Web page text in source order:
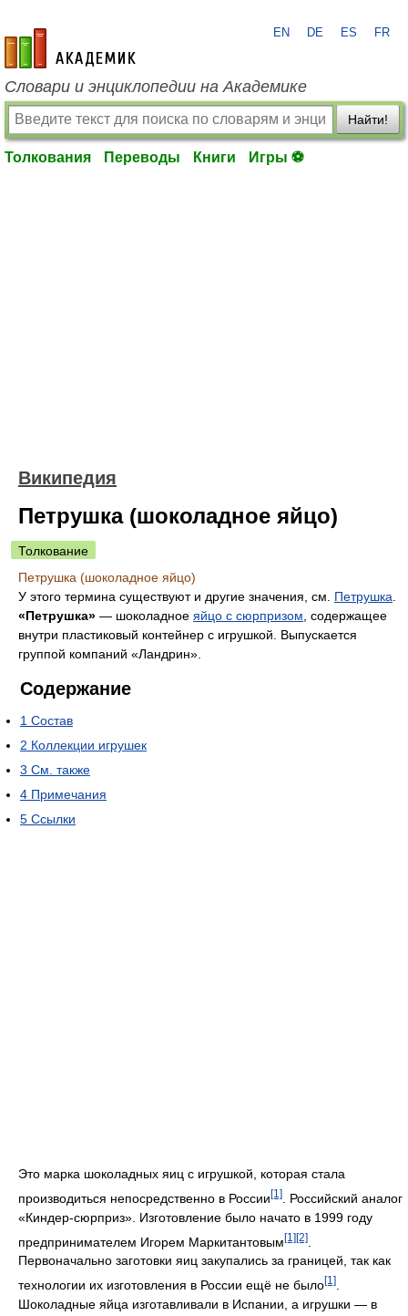
academic.ru
EN DE ES FR
Словари и энциклопедии на Академике
Найти!
Толкования Переводы Книги Игры ⚽
Википедия
Петрушка (шоколадное яйцо)
Толкование
Петрушка (шоколадное яйцо)
У этого термина существуют и другие значения, см. Петрушка
«Петрушка» — шоколадное яйцо с сюрпризом , содержащее
внутри пластиковый контейнер с игрушкой. Выпускается
группой компаний «Ландрин».
Содержание
1 Состав
2 Коллекции игрушек
3 См. также
4 Примечания
5 Ссылки
Это марка шоколадных яиц с игрушкой, которая стала
производиться непосредственно в России[1]
. Российский аналог
«Киндер-сюрприз». Изготовление было начато в 1999 году
предпринимателем Игорем Маркитантовым[1][2]
Первоначально заготовки яиц закупались за границей, так как
технологии их изготовления в России ещё не было[1]
Шоколадные яйца изготавливали в Испании, а игрушки — в